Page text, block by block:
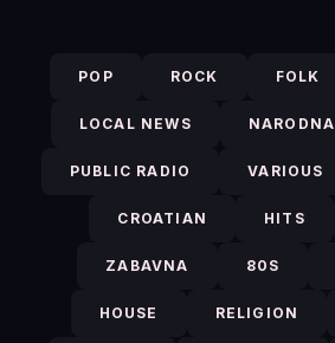
POP ROCK FOLK
LOCAL NEWS NARODNA
PUBLIC RADIO VARIOUS
CROATIAN HITS
ZABAVNA 80S
HOUSE RELIGION